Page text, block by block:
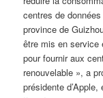
centres de
province de
être mis en service
pour fournir aux
renouvelable », a
présidente